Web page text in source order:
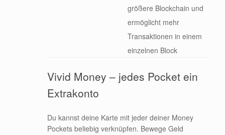
größere Blockchain und
ermöglicht mehr
Transaktionen in einem
einzelnen Block
Vivid Money – jedes Pocket ein
Extrakonto
Du kannst deine Karte mit jeder deiner Money
Pockets beliebig verknüpfen. Bewege Geld